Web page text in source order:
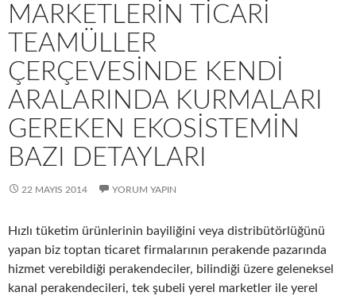
MARKETLERIN TICARI
TEAMÜLLER
ÇERÇEVESINDE KENDI
ARALARINDA KURMALARI
GEREKEN EKOSISTEMIN
BAZI DETAYLARI
22 MAYIS 2014 YORUM YAPIN
Hızlı tüketim ürünlerinin bayiliğini veya distribütörlüğünü
yapan biz toptan ticaret firmalarının perakende pazarında
hizmet verebildiği perakendeciler, bilindiği üzere geleneksel
kanal perakendecileri, tek şubeli yerel marketler ile yerel